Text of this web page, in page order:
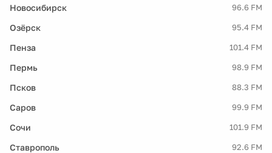
Новосибирск 96.6 FM
Озёрск 95.4 FM
Пенза 101.4 FM
Пермь 98.9 FM
Псков 88.3 FM
Саров 99.9 FM
Сочи 101.9 FM
Ставрополь 92.6 FM